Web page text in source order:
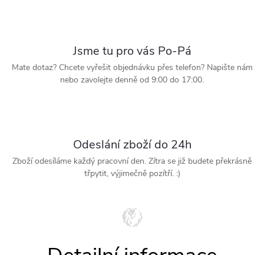
Jsme tu pro vás Po-Pá
Mate dotaz? Chcete vyřešit objednávku přes telefon? Napište nám
nebo zavolejte denně od 9:00 do 17:00.
Odeslání zboží do 24h
Zboží odesíláme každý pracovní den. Zítra se již budete překrásně
třpytit, výjimečně pozítří. :)